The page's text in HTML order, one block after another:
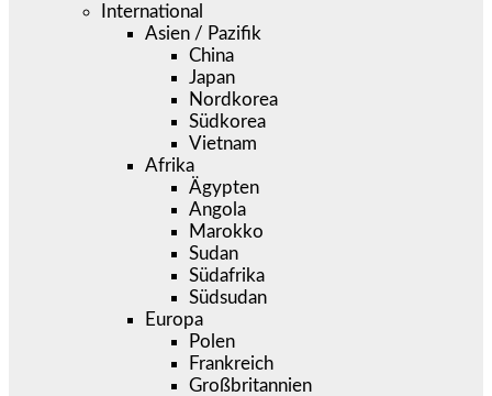
International
Asien / Pazifik
China
Japan
Nordkorea
Südkorea
Vietnam
Afrika
Ägypten
Angola
Marokko
Sudan
Südafrika
Südsudan
Europa
Polen
Frankreich
Großbritannien